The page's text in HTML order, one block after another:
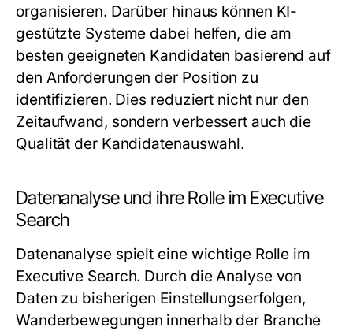
organisieren. Darüber hinaus können KI-
gestützte Systeme dabei helfen, die am
besten geeigneten Kandidaten basierend auf
den Anforderungen der Position zu
identifizieren. Dies reduziert nicht nur den
Zeitaufwand, sondern verbessert auch die
Qualität der Kandidatenauswahl.
Datenanalyse und ihre Rolle im Executive
Search
Datenanalyse spielt eine wichtige Rolle im
Executive Search. Durch die Analyse von
Daten zu bisherigen Einstellungserfolgen,
Wanderbewegungen innerhalb der Branche